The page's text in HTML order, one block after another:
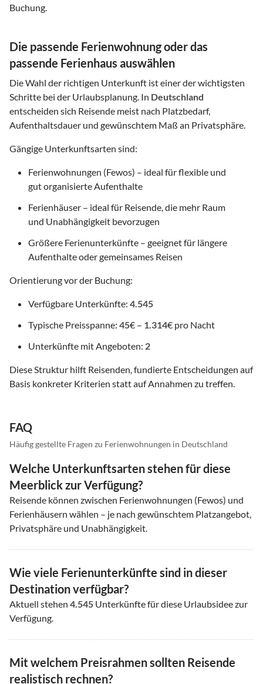
Buchung.
Die passende Ferienwohnung oder das
passende Ferienhaus auswählen
Die Wahl der richtigen Unterkunft ist einer der wichtigsten
Schritte bei der Urlaubsplanung. In Deutschland
entscheiden sich Reisende meist nach Platzbedarf,
Aufenthaltsdauer und gewünschtem Maß an Privatsphäre.
Gängige Unterkunftsarten sind:
Ferienwohnungen (Fewos) – ideal für flexible und
gut organisierte Aufenthalte
Ferienhäuser – ideal für Reisende, die mehr Raum
und Unabhängigkeit bevorzugen
Größere Ferienunterkünfte – geeignet für längere
Aufenthalte oder gemeinsames Reisen
Orientierung vor der Buchung:
Verfügbare Unterkünfte: 4.545
Typische Preisspanne: 45€ – 1.314€ pro Nacht
Unterkünfte mit Angeboten: 2
Diese Struktur hilft Reisenden, fundierte Entscheidungen auf
Basis konkreter Kriterien statt auf Annahmen zu treffen.
FAQ
Häufig gestellte Fragen zu Ferienwohnungen in Deutschland
Welche Unterkunftsarten stehen für diese
Meerblick zur Verfügung?
Reisende können zwischen Ferienwohnungen (Fewos) und
Ferienhäusern wählen – je nach gewünschtem Platzangebot,
Privatsphäre und Unabhängigkeit.
Wie viele Ferienunterkünfte sind in dieser
Destination verfügbar?
Aktuell stehen 4.545 Unterkünfte für diese Urlaubsidee zur
Verfügung.
Mit welchem Preisrahmen sollten Reisende
realistisch rechnen?